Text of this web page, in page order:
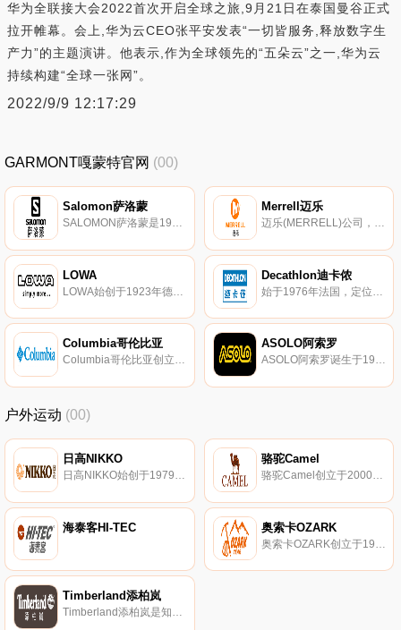
华为全联接大会2022首次开启全球之旅,9月21日在泰国曼谷正式
拉开帷幕。会上,华为云CEO张平安发表“一切皆服务,释放数字生
产力”的主题演讲。他表示,作为全球领先的“五朵云”之一,华为云
持续构建“全球一张网”。
2022/9/9 12:17:29
GARMONT嘎蒙特官网 (00)
Salomon萨洛蒙
SALOMON萨洛蒙是1947年创建于法国阿尔卑斯山脉中心地带的顶级户外运动品牌，设计制造各类专业的鞋类、服装、背包及各类滑雪器材。萨洛蒙设计实现了独具创新的革命性新理念，发掘产品潜在性能的极限。
Merrell迈乐
迈乐(MERRELL)公司，创立于1981年，以制造牛仔靴的技术起家，美国顶尖的科技户外品牌，国际专业户外与运动休闲鞋品牌。迈乐中国区代理：新百丽鞋业(深圳)有限公司。
LOWA
LOWA始创于1923年德国，国际知名户外鞋品牌，专注于户外运动鞋的研发、设计、生产、销售。LOWA产品覆盖高山系列、负重远足系列、徒步系列、多功能系列、旅行系列、户外健行系列、雪地系列等产品。
Decathlon迪卡侬
Columbia哥伦比亚
Columbia哥伦比亚创立于1938年，名字起源于美国波特兰Columbia(哥伦比亚) River，户外运动服装品牌，全球知名的户外用品生产制造商。哥伦比亚以生产雨衣、雨帽起家，致力于通过各种创新科技，让消费者们可以更长时间的享受户外的乐趣。
ASOLO阿索罗
ASOLO阿索罗诞生于1975年意大利，户外登山鞋制作领域知名品牌，在户外登山鞋的革新领域独占鳌头。ASOLO阿索罗涵盖高山靴、徒步登山鞋、冒险旅游和山地运动鞋等系列产品。
户外运动 (00)
日高NIKKO
日高NIKKO始创于1979年，亚洲知名户外运动休闲品牌。日高以生产背囊、鞋类、户外休闲服装及游泳用品为主。
骆驼Camel
骆驼Camel创立于2000年，全球知名户外运动休闲品牌，定位以户外功能性体验为核心的户外越野品牌，强调舒适感与时尚感的结合。骆驼产品覆盖户外、运动、服装、鞋类、箱包等多个品类。
海泰客HI-TEC 奥索卡OZARK
Timberland添柏岚
Timberland添柏岚是知名户外登山鞋品牌，1918年创立于美国，专业生产、销售靴款、鞋款、服饰与配件的企业。Timberland添柏岚产品风格深受美国新英格兰地区的影响。